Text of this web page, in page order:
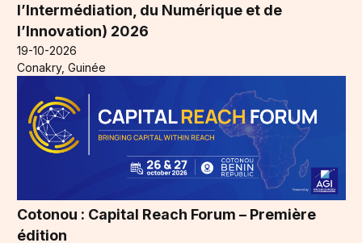
l’Intermédiation, du Numérique et de
l’Innovation) 2026
19-10-2026
Conakry, Guinée
Cotonou : Capital Reach Forum – Première
édition